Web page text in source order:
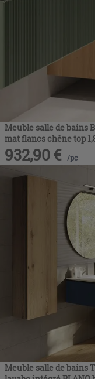
Meuble salle de bains
mat flancs chêne top
932,90 € /pc
Meuble salle de bains